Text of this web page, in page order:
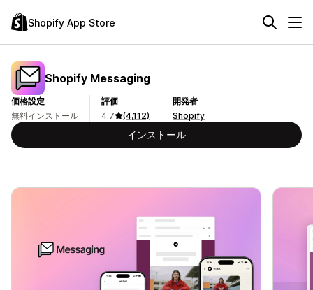
Shopify App Store
Shopify Messaging
価格設定
無料インストール
評価
4.7
(4,112)
開発者
Shopify
インストール